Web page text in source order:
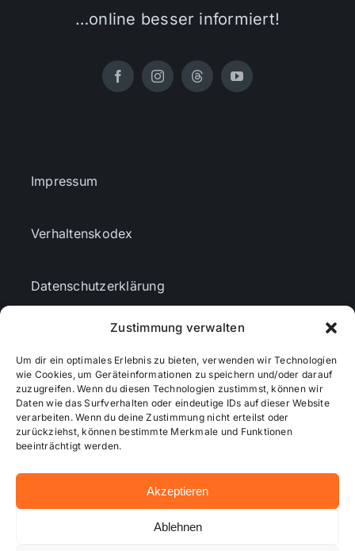
Zustimmung verwalten
Um dir ein optimales Erlebnis zu bieten, verwenden wir Technologien
wie Cookies, um Geräteinformationen zu speichern und/oder darauf
zuzugreifen. Wenn du diesen Technologien zustimmst, können wir
Daten wie das Surfverhalten oder eindeutige IDs auf dieser Website
verarbeiten. Wenn du deine Zustimmung nicht erteilst oder
zurückziehst, können bestimmte Merkmale und Funktionen
beeinträchtigt werden.
Akzeptieren
Ablehnen
…online besser informiert!
Impressum
Verhaltenskodex
Datenschutzerklärung
Cookie-Richtlinie (EU)
Mediendaten
© 2026 - Wiesbadenaktuell ...online besser informiert!